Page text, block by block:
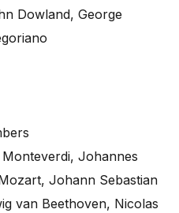
Dowland, George
Johannes
Johann Sebastian
van Beethoven, Nicolas